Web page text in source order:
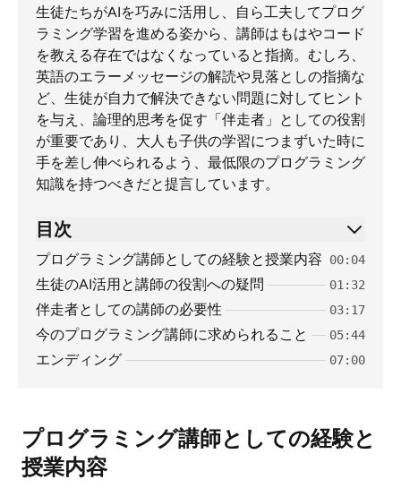
生徒たちがAIを巧みに活用し、自ら工夫してプログ
ラミング学習を進める姿から、講師はもはやコード
を教える存在ではなくなっていると指摘。むしろ、
英語のエラーメッセージの解読や見落としの指摘な
ど、生徒が自力で解決できない問題に対してヒント
を与え、論理的思考を促す「伴走者」としての役割
が重要であり、大人も子供の学習につまずいた時に
手を差し伸べられるよう、最低限のプログラミング
知識を持つべきだと提言しています。
目次
プログラミング講師としての経験と授業内容 00:04
生徒のAI活用と講師の役割への疑問 01:32
伴走者としての講師の必要性 03:17
今のプログラミング講師に求められること 05:44
エンディング 07:00
プログラミング講師としての経験と
授業内容